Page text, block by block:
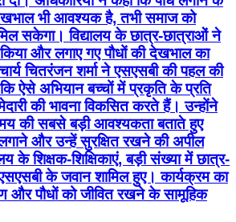
भी आवश्यक है, तभी समाज को
सकेगा। विद्यालय के छात्र-छात्राओं ने
किया और लगाए गए पौधों की देखभाल का
चितरंजन शर्मा ने एसएसबी की पहल की
ऐसे अभियान बच्चों में प्रकृति के प्रति
की भावना विकसित करते हैं। उन्होंने
की सबसे बड़ी आवश्यकता बताते हुए
और उन्हें सुरक्षित रखने की अपील
के शिक्षक-शिक्षिकाएं, बड़ी संख्या में छात्र-
के जवान शामिल हुए। कार्यक्रम का
और पौधों को जीवित रखने के सामूहिक